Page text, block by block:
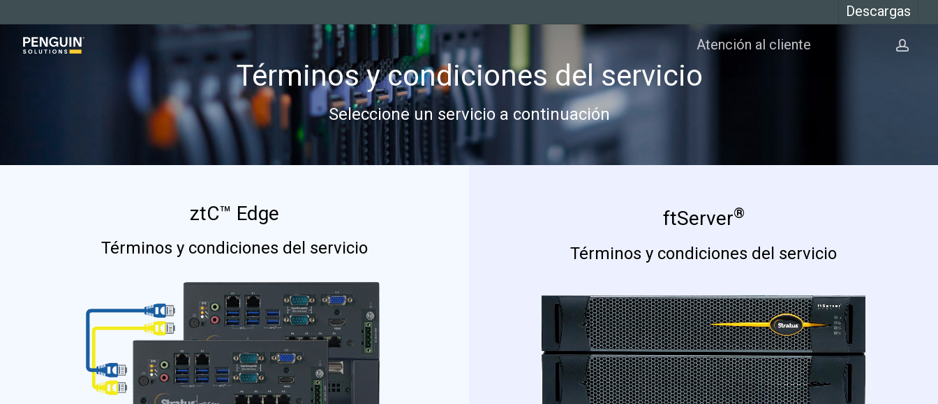
contenido
Descargas
Atención al cliente
Términos y condiciones del servicio
Seleccione un servicio a continuación
ztC™ Edge
Términos y condiciones del servicio
ftServer®
Términos y condiciones del servicio